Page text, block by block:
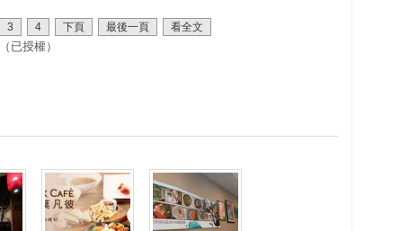
3 4 下頁 最後一頁 看全文
（已授權）